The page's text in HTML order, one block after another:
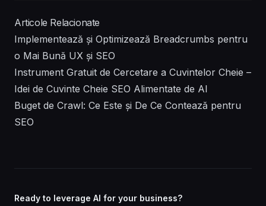
Articole Relacionate
Implementează și Optimizează Breadcrumbs pentru
o Mai Bună UX și SEO
Instrument Gratuit de Cercetare a Cuvintelor Cheie –
Idei de Cuvinte Cheie SEO Alimentate de AI
Buget de Crawl: Ce Este și De Ce Contează pentru
SEO
Ready to leverage AI for your business?